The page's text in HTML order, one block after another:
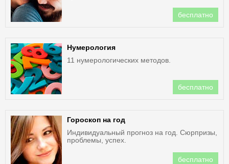
бесплатно
Нумерология
11 нумерологических методов.
бесплатно
Гороскоп на год
Индивидуальный прогноз на год. Сюрпризы,
проблемы, успех.
бесплатно